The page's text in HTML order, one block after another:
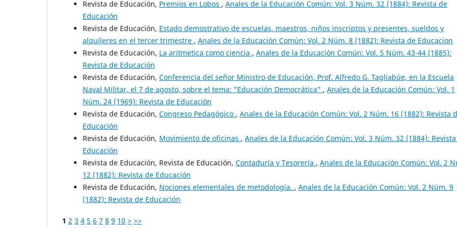
Revista de Educación, Premios en Lobos , Anales de la Educación Común: Vol. 3 Núm. 32 (1884): Revista de
Educación
Revista de Educación, Estado demostrativo de escuelas, maestros, niños inscriptos y presentes, sueldos y
alquileres en el tercer trimestre , Anales de la Educación Común: Vol. 2 Núm. 8 (1882): Revista de Educacion
Revista de Educación, La aritmetica como ciencia , Anales de la Educación Común: Vol. 5 Núm. 43-44 (1885):
Revista de Educación
Revista de Educación, Conferencia del señor Ministro de Educación, Prof. Alfredo G. Tagliabúe, en la Escuela
Naval Militar, el 7 de agosto, sobre el tema: "Educación Democrática" , Anales de la Educación Común: Vol. 1
Núm. 24 (1969): Revista de Educación
Revista de Educación, Congreso Pedagógico , Anales de la Educación Común: Vol. 2 Núm. 16 (1882): Revista
Educación
Revista de Educación, Movimiento de oficinas , Anales de la Educación Común: Vol. 3 Núm. 32 (1884):
Educación
Revista de Educación, Revista de Educación, Contaduría y Tesorería , Anales de la Educación Común: Vol. 2
12 (1882): Revista de Educación
Revista de Educación, Nociones elementales de metodología. , Anales de la Educación Común: Vol. 2 Núm. 9
(1882): Revista de Educación
1 2 3 4 5 6 7 8 9 10 > >>